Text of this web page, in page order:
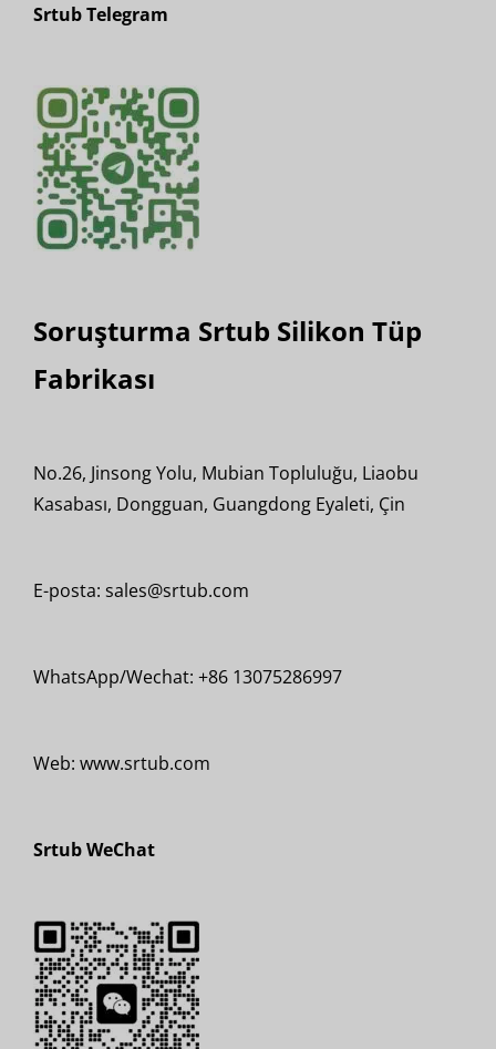
Srtub Telegram
Soruşturma Srtub Silikon Tüp
Fabrikası
No.26, Jinsong Yolu, Mubian Topluluğu, Liaobu
Kasabası, Dongguan, Guangdong Eyaleti, Çin
E-posta: sales@srtub.com
WhatsApp/Wechat: +86 13075286997
Web: www.srtub.com
Srtub WeChat